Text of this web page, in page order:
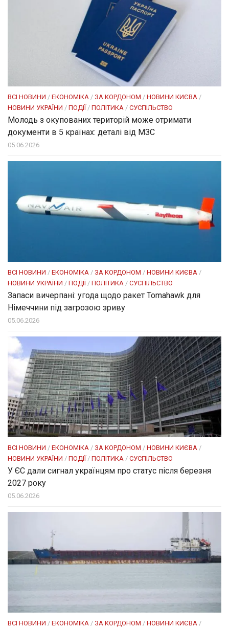
ВСІ НОВИНИ / ЕКОНОМІКА / ЗА КОРДОНОМ / НОВИНИ КИЄВА /
НОВИНИ УКРАЇНИ / ПОДІЇ / ПОЛІТИКА / СУСПІЛЬСТВО
Молодь з окупованих територій може отримати
документи в 5 країнах: деталі від МЗС
05.06.2026
ВСІ НОВИНИ / ЕКОНОМІКА / ЗА КОРДОНОМ / НОВИНИ КИЄВА /
НОВИНИ УКРАЇНИ / ПОДІЇ / ПОЛІТИКА / СУСПІЛЬСТВО
Запаси вичерпані: угода щодо ракет Tomahawk для
Німеччини під загрозою зриву
05.06.2026
ВСІ НОВИНИ / ЕКОНОМІКА / ЗА КОРДОНОМ / НОВИНИ КИЄВА /
НОВИНИ УКРАЇНИ / ПОДІЇ / ПОЛІТИКА / СУСПІЛЬСТВО
У ЄС дали сигнал українцям про статус після березня
2027 року
05.06.2026
ВСІ НОВИНИ / ЕКОНОМІКА / ЗА КОРДОНОМ / НОВИНИ КИЄВА /